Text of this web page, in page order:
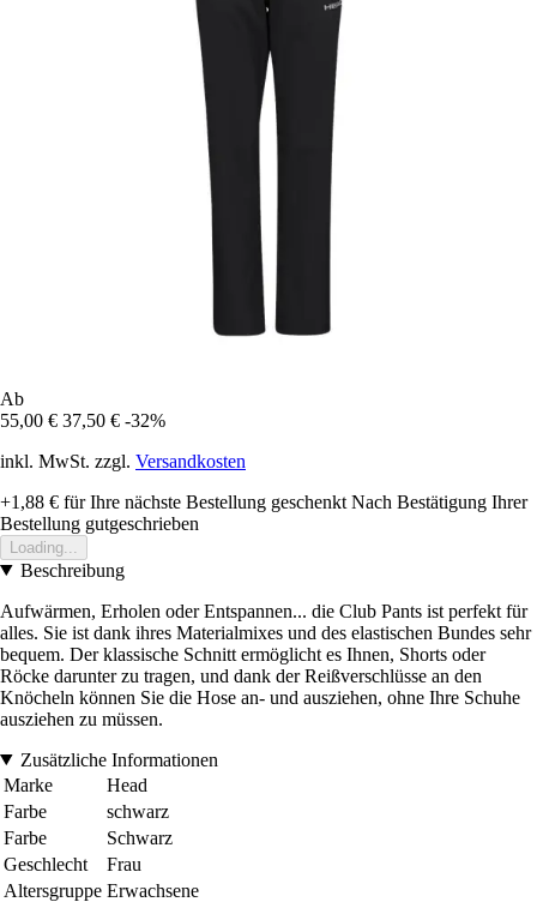
Ab
55,00 € 37,50 € -32%
inkl. MwSt. zzgl. Versandkosten
+1,88 € für Ihre nächste Bestellung geschenkt Nach Bestätigung Ihrer
Bestellung gutgeschrieben
Loading...
Beschreibung
Aufwärmen, Erholen oder Entspannen... die Club Pants ist perfekt für
alles. Sie ist dank ihres Materialmixes und des elastischen Bundes sehr
bequem. Der klassische Schnitt ermöglicht es Ihnen, Shorts oder
Röcke darunter zu tragen, und dank der Reißverschlüsse an den
Knöcheln können Sie die Hose an- und ausziehen, ohne Ihre Schuhe
ausziehen zu müssen.
Zusätzliche Informationen
Marke
Head
Farbe
schwarz
Farbe
Schwarz
Geschlecht
Frau
Altersgruppe Erwachsene